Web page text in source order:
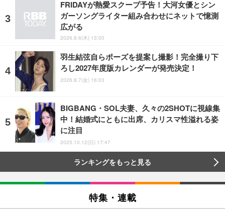
FRIDAYが熱愛スクープ予告！大河女優とシン
ガーソングライター組み合わせにネットで憶測
広がる
2026.8.6(木) 13:00
羽生結弦自らポーズを提案し撮影！完全撮り下
ろし2027年度版カレンダーが発売決定！
2026.8.7(金) 16:03
BIGBANG・SOL夫妻、久々の2SHOTに視線集
中！結婚式にともに出席、カリスマ性溢れる姿
に注目
2025.10.12(日) 17:47
ランキングをもっと見る
特集・連載